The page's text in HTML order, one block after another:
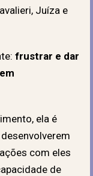
Juíza e
frustrar e dar
, ela é
com eles
de